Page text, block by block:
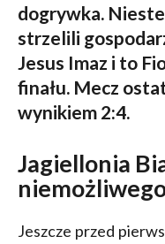
dogrywka.
strzelili
Jesus Imaz i to
finału. Mecz
wynikiem 2:4.
Jagiellonia
Jeszcze przed